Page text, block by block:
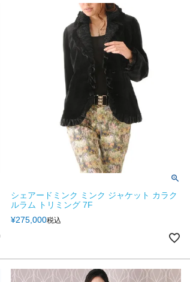
シェアードミンク ミンク ジャケット カラク
ルラム トリミング 7F
¥275,000税込